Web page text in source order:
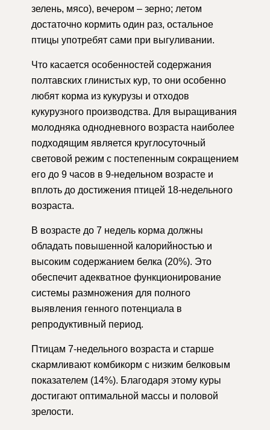
зелень, мясо), вечером – зерно; летом
достаточно кормить один раз, остальное
птицы употребят сами при выгуливании.
Что касается особенностей содержания
полтавских глинистых кур, то они особенно
любят корма из кукурузы и отходов
кукурузного производства. Для выращивания
молодняка однодневного возраста наиболее
подходящим является круглосуточный
световой режим с постепенным сокращением
его до 9 часов в 9-недельном возрасте и
вплоть до достижения птицей 18-недельного
возраста.
В возрасте до 7 недель корма должны
обладать повышенной калорийностью и
высоким содержанием белка (20%). Это
обеспечит адекватное функционирование
системы размножения для полного
выявления генного потенциала в
репродуктивный период.
Птицам 7-недельного возраста и старше
скармливают комбикорм с низким белковым
показателем (14%). Благодаря этому куры
достигают оптимальной массы и половой
зрелости.